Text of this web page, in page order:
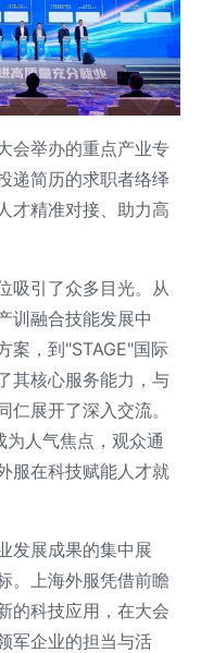
会举办的重点产业专
递简历的求职者络绎
才精准对接、助力高
吸引了众多目光。从
训融合技能发展中
案，到"STAGE"国际
其核心服务能力，与
展开了深入交流。
人气焦点，观众通
服在科技赋能人才就
发展成果的集中展
。上海外服凭借前瞻
的科技应用，在大会
军企业的担当与活